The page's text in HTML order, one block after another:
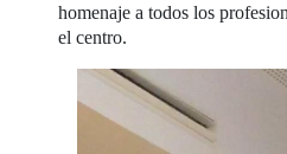
homenaje a todos los
el centro.